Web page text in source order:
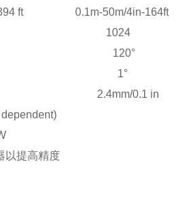
ft 0.1m-50m/4in-164ft
1024
120°
20° 1°
in 2.4mm/0.1 in
高精度